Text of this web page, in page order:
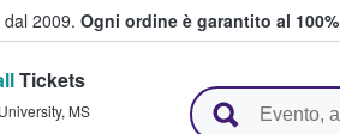
2009. Ogni ordine è garantito al 100%
biglietti
Tickets
University, MS